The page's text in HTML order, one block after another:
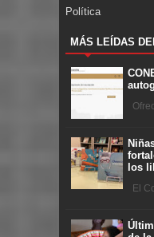
Política
MÁS LEÍDAS
los
El